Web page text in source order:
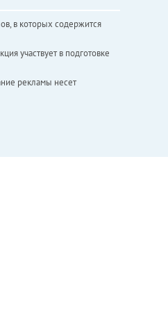
в которых содержится
участвует в подготовке
рекламы несет